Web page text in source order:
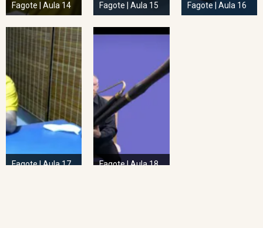
Fagote | Aula 14 Fagote | Aula 15 Fagote | Aula 16
Fagote | Aula 17 Fagote | Aula 18